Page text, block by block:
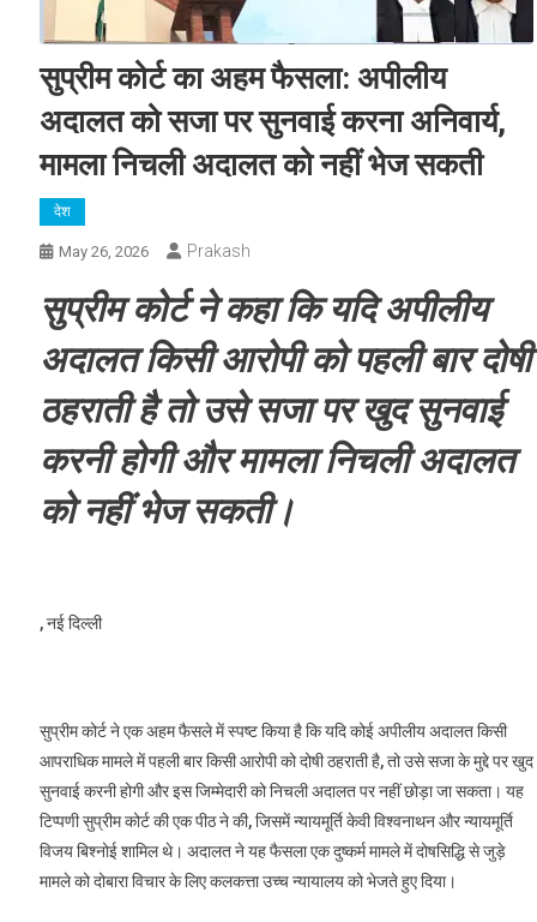
सुप्रीम कोर्ट का अहम फैसला: अपीलीय
अदालत को सजा पर सुनवाई करना अनिवार्य,
मामला निचली अदालत को नहीं भेज सकती
देश
May 26, 2026 Prakash
सुप्रीम कोर्ट ने कहा कि यदि अपीलीय
अदालत किसी आरोपी को पहली बार दोषी
ठहराती है तो उसे सजा पर खुद सुनवाई
करनी होगी और मामला निचली अदालत
को नहीं भेज सकती।
, नई दिल्ली
सुप्रीम कोर्ट ने एक अहम फैसले में स्पष्ट किया है कि यदि कोई अपीलीय अदालत किसी
आपराधिक मामले में पहली बार किसी आरोपी को दोषी ठहराती है, तो उसे सजा के मुद्दे पर खुद
सुनवाई करनी होगी और इस जिम्मेदारी को निचली अदालत पर नहीं छोड़ा जा सकता। यह
टिप्पणी सुप्रीम कोर्ट की एक पीठ ने की, जिसमें न्यायमूर्ति केवी विश्वनाथन और न्यायमूर्ति
विजय बिश्नोई शामिल थे। अदालत ने यह फैसला एक दुष्कर्म मामले में दोषसिद्धि से जुड़े
मामले को दोबारा विचार के लिए कलकत्ता उच्च न्यायालय को भेजते हुए दिया।